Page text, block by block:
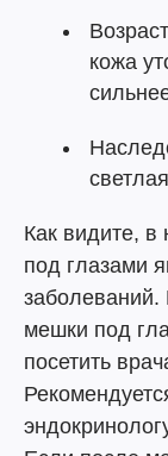
кожа
Как видите, в
под глазами
заболеваний.
мешки под
посетить